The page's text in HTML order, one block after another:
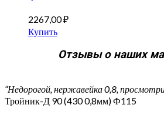
2267,00₽
Купить
Отзывы о наших
“Недорогой, нержавейка 0,8,
Тройник-Д 90 (430 0,8мм) Ф115